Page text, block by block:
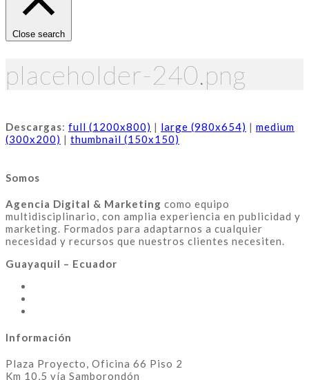
Close search
placeholder-240.png
Descargas: full (1200x800) | large (980x654) | medium
(300x200) | thumbnail (150x150)
Somos
Agencia Digital & Marketing como equipo
multidisciplinario, con amplia experiencia en publicidad y
marketing. Formados para adaptarnos a cualquier
necesidad y recursos que nuestros clientes necesiten.
Guayaquil – Ecuador
Información
Plaza Proyecto, Oficina 66 Piso 2
Km 10,5 vía Samborondón